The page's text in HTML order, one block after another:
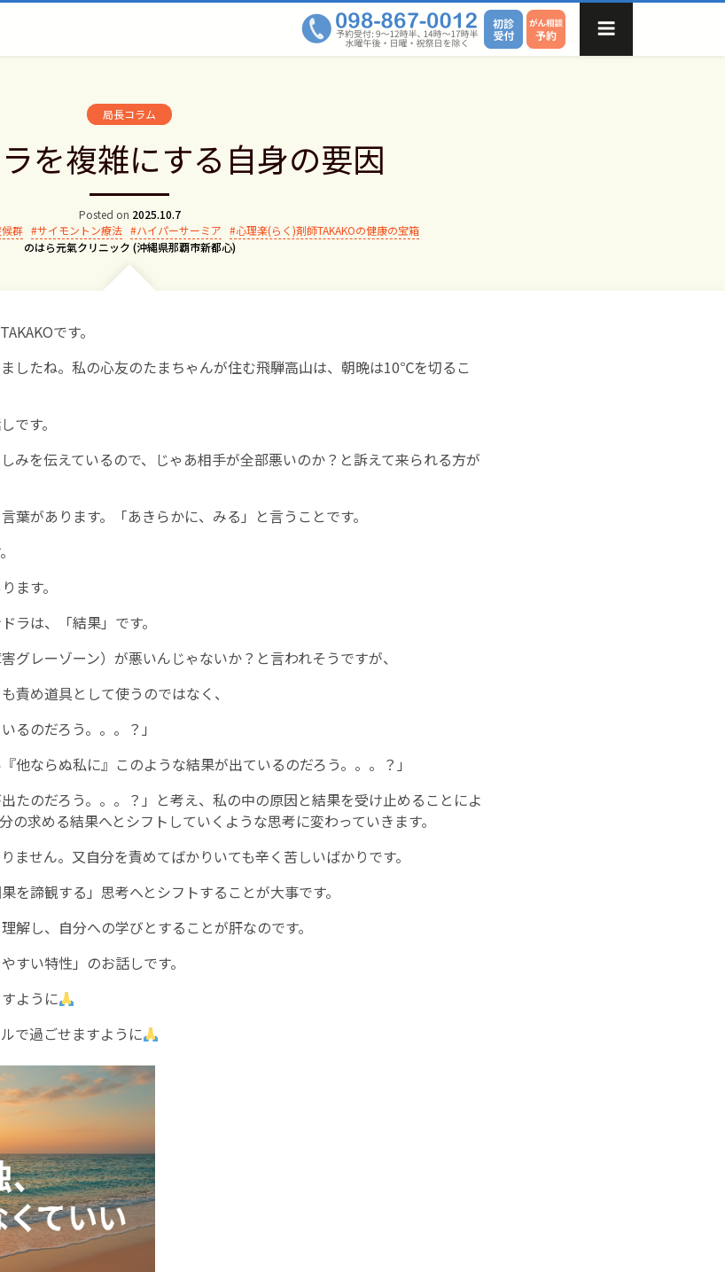
局長コラム
を複雑にする自身の要因
Posted on 2025.10.7
群 サイモントン療法 ハイパーサーミア
心理楽(らく)剤師TAKAKOの健康の宝箱
Author:
のはら元氣クリニック (沖縄県那覇市新都心)
です。
したね。私の心友のたまちゃんが住む飛騨高山は、朝晩は10℃を切るこ
です。
みを伝えているので、じゃあ相手が全部悪いのか？と訴えて来られる方が
葉があります。「あきらかに、みる」と言うことです。
ます。
ラは、「結果」です。
グレーゾーン）が悪いんじゃないか？と言われそうですが、
責め道具として使うのではなく、
るのだろう。。。？」
他ならぬ私に』このような結果が出ているのだろう。。。？」
たのだろう。。。？」と考え、私の中の原因と結果を受け止めることによ
の求める結果へとシフトしていくような思考に変わっていきます。
ません。又自分を責めてばかりいても辛く苦しいばかりです。
を諦観する」思考へとシフトすることが大事です。
解し、自分への学びとすることが肝なのです。
すい特性」のお話しです。
ように
で過ごせますように